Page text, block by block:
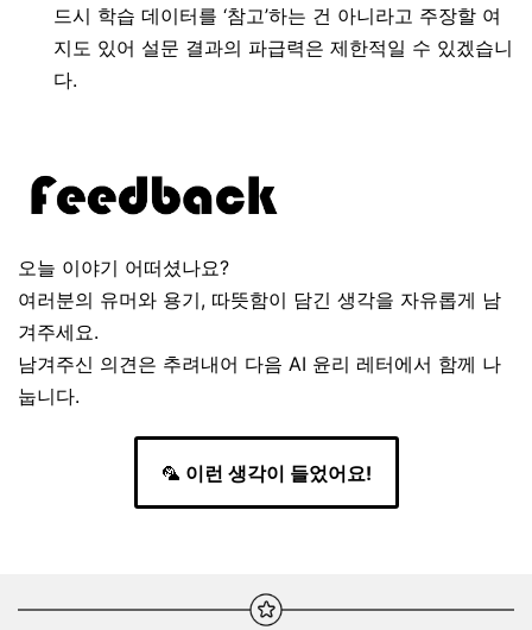
드시 학습 데이터를 ‘참고’하는 건 아니라고 주장할 여
지도 있어 설문 결과의 파급력은 제한적일 수 있겠습니
다.
오늘 이야기 어떠셨나요?
여러분의 유머와 용기, 따뜻함이 담긴 생각을 자유롭게 남
겨주세요.
남겨주신 의견은 추려내어 다음 AI 윤리 레터에서 함께 나
눕니다.
🦜 이런 생각이 들었어요!